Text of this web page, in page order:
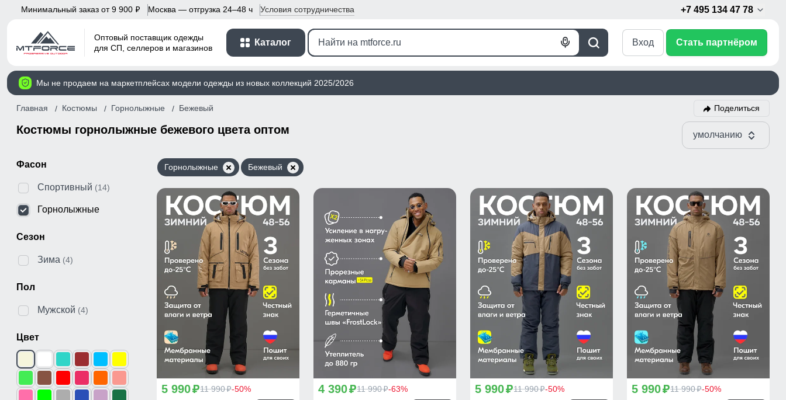
Минимальный заказ от 9 900 p Москва — отгрузка 24–48 ч Условия сотрудничества +7 495 134 47 78
Оптовый поставщик одежды
для СП, селлеров и магазинов
Каталог
Поиск
Голосовой
Вход Стать партнёром
Мы не продаем на маркетплейсах модели одежды из новых коллекций 2025/2026
Главная Костюмы Горнолыжные Бежевый Поделиться
Костюмы горнолыжные бежевого цвета оптом умолчанию
Фасон
Спортивный (14)
Горнолыжные
Сезон
Зима (4)
Пол
Мужской (4)
Цвет
Горнолыжные Бежевый
5 990p11 990p-50% 4 390p11 990p-63% 5 990p11 990p-50% 5 990p11 990p-50%